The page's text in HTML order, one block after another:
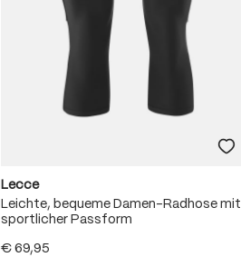
Lecce
Leichte, bequeme Damen-Radhose mit
sportlicher Passform
€ 69,95